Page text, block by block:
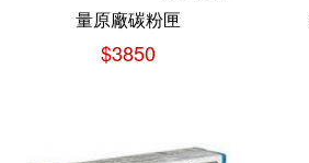
量原廠碳粉匣
$3850